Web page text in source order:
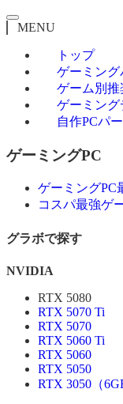
MENU
トップ
ゲーミング
ゲーム別推
ゲーミング
自作PCパ
ゲーミングPC
ゲーミングPC
コスパ最強ゲ
グラボで探す
NVIDIA
RTX 5080
RTX 5070 Ti
RTX 5070
RTX 5060 Ti
RTX 5060
RTX 5050
RTX 3050（